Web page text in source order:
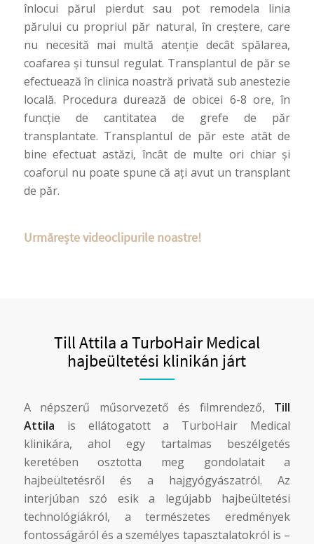
înlocui părul pierdut sau pot remodela linia
părului cu propriul păr natural, în creștere, care
nu necesită mai multă atenție decât spălarea,
coafarea și tunsul regulat. Transplantul de păr se
efectuează în clinica noastră privată sub anestezie
locală. Procedura durează de obicei 6-8 ore, în
funcție de cantitatea de grefe de păr
transplantate. Transplantul de păr este atât de
bine efectuat astăzi, încât de multe ori chiar și
coaforul nu poate spune că ați avut un transplant
de păr.
Urmărește videoclipurile noastre!
Till Attila a TurboHair Medical
hajbeültetési klinikán járt
A népszerű műsorvezető és filmrendező, Till
Attila is ellátogatott a TurboHair Medical
klinikára, ahol egy tartalmas beszélgetés
keretében osztotta meg gondolatait a
hajbeültetésről és a hajgyógyászatról. Az
interjúban szó esik a legújabb hajbeültetési
technológiákról, a természetes eredmények
fontosságáról és a személyes tapasztalatokról is –